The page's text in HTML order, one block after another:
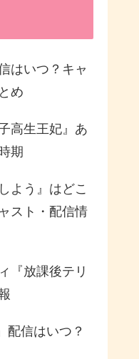
はいつ？キャ
め
高生王妃』あ
期
よう』はどこ
スト・配信情
『放課後テリ
配信はいつ？